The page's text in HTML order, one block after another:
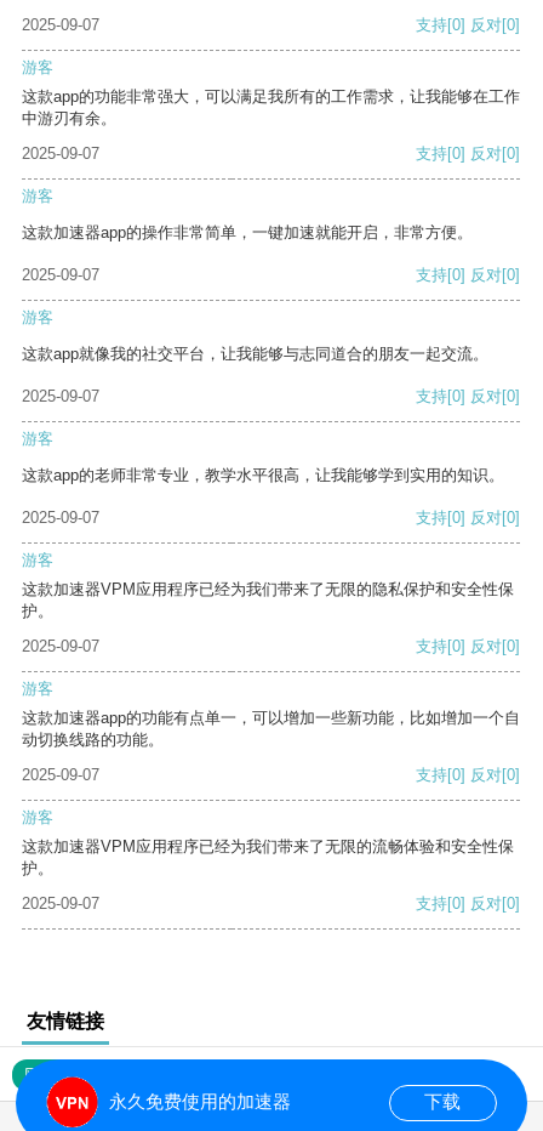
2025-09-07 支持[0] 反对[0]
游客
这款app的功能非常强大，可以满足我所有的工作需求，让我能够在工作
中游刃有余。
2025-09-07
支持[0] 反对[0]
游客
这款加速器app的操作非常简单，一键加速就能开启，非常方便。
2025-09-07 支持[0] 反对[0]
游客
这款app就像我的社交平台，让我能够与志同道合的朋友一起交流。
2025-09-07 支持[0] 反对[0]
游客
这款app的老师非常专业，教学水平很高，让我能够学到实用的知识。
2025-09-07 支持[0] 反对[0]
游客
这款加速器VPM应用程序已经为我们带来了无限的隐私保护和安全性保
护。
2025-09-07
支持[0] 反对[0]
游客
这款加速器app的功能有点单一，可以增加一些新功能，比如增加一个自
动切换线路的功能。
2025-09-07
支持[0] 反对[0]
游客
这款加速器VPM应用程序已经为我们带来了无限的流畅体验和安全性保
护。
2025-09-07
支持[0] 反对[0]
友情链接
网站地图
永久免费使用的加速器 下载